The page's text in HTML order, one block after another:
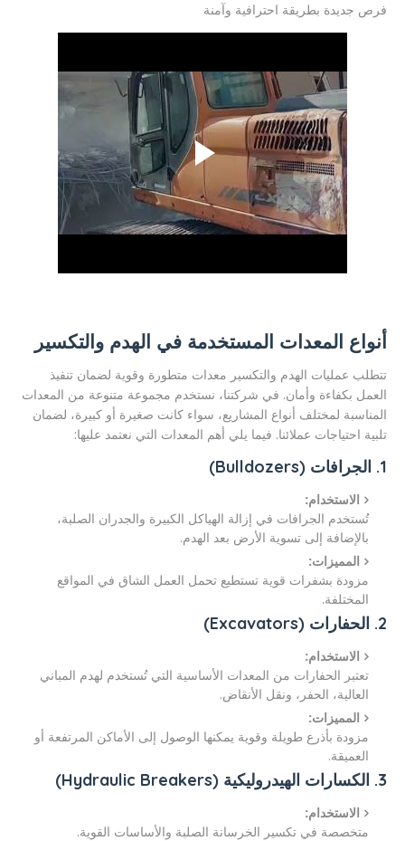
فرص جديدة بطريقة احترافية وآمنة
أنواع المعدات المستخدمة في الهدم والتكسير
تتطلب عمليات الهدم والتكسير معدات متطورة وقوية لضمان تنفيذ
العمل بكفاءة وأمان. في شركتنا، نستخدم مجموعة متنوعة من المعدات
المناسبة لمختلف أنواع المشاريع، سواء كانت صغيرة أو كبيرة، لضمان
تلبية احتياجات عملائنا. فيما يلي أهم المعدات التي نعتمد عليها:
1. الجرافات (Bulldozers)
الاستخدام:
تُستخدم الجرافات في إزالة الهياكل الكبيرة والجدران الصلبة،
بالإضافة إلى تسوية الأرض بعد الهدم.
المميزات:
مزودة بشفرات قوية تستطيع تحمل العمل الشاق في المواقع
المختلفة.
2. الحفارات (Excavators)
الاستخدام:
تعتبر الحفارات من المعدات الأساسية التي تُستخدم لهدم المباني
العالية، الحفر، ونقل الأنقاض.
المميزات:
مزودة بأذرع طويلة وقوية يمكنها الوصول إلى الأماكن المرتفعة أو
العميقة.
3. الكسارات الهيدروليكية (Hydraulic Breakers)
الاستخدام:
متخصصة في تكسير الخرسانة الصلبة والأساسات القوية.